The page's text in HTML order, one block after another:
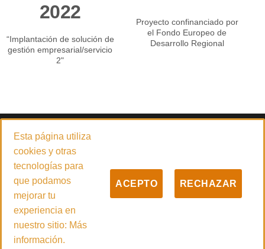
2022
“Implantación de solución de
gestión empresarial/servicio
2"
Proyecto confinanciado por
el Fondo Europeo de
Desarrollo Regional
© 2026PADILLA CARRETILLAS ELEVADORAS 4.0 S.L.
Empresa especializada en la venta y servicio técnico de carretillas
elevadoras, maquinaria de limpieza y desinfección, manipulación
industrial y grupos electrógenos con sede central en Güímar
(Santa Cruz de Tenerife).
Español English
Esta página utiliza
cookies y otras
tecnologías para
que podamos
mejorar tu
experiencia en
nuestro sitio: Más
información.
ACEPTO RECHAZAR